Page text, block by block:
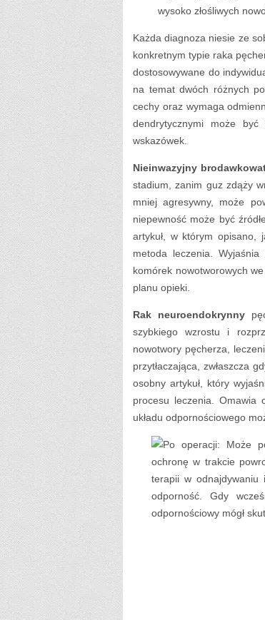
wysoko złośliwych
Każda diagnoza niesie ze
konkretnym typie raka
dostosowywane do
na temat dwóch różnych
cechy oraz wymaga
dendrytycznymi może
wskazówek.
Nieinwazyjny
stadium, zanim guz zdąży
mniej agresywny, może
niepewność może być
artykuł, w którym opisano,
metoda leczenia.
komórek nowotworowych
planu opieki.
Rak neuroendokrynny
szybkiego wzrostu i
nowotwory pęcherza,
przytłaczająca, zwłaszcza
osobny artykuł, który
procesu leczenia. Omawia
układu odpornościowego